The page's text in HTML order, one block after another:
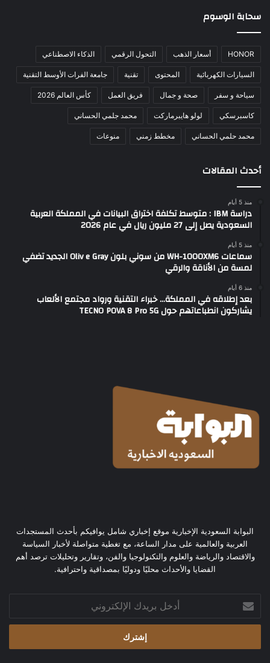
سحابة الوسوم
HONOR أسعار الذهب التحول الرقمي الذكاء الاصطناعي
السيارات الكهربائية المحتوى تقنية جامعة الفرات الأوسط التقنية
سياحة و سفر صحة و جمال فريق العمل كأس العالم 2026
كاسبرسكي لولو هايبرماركت محمد جلمي الحساني
محمد حلمي الحساني مخطط زمني منوعات
أحدث المقالات
منذ 5 أيام
دراسة IBM : متوسط تكلفة اختراق البيانات في المملكة العربية
السعودية يصل إلى 27 مليون ريال في عام 2026
منذ 5 أيام
سماعات WH-1000XM6 من سوني بلون Oliv e Gray الجديد تضفي
لمسة من الأناقة والرقي
منذ 6 أيام
بعد إطلاقه في المملكة… خبراء التقنية ورواد مجتمع الألعاب
يشاركون انطباعاتهم حول TECNO POVA 8 Pro 5G
البوابة السعودية الإخبارية موقع إخباري شامل يوافيكم بأحدث المستجدات
العربية والعالمية على مدار الساعة، مع تغطية متواصلة لأخبار السياسة
والاقتصاد والرياضة والعلوم والتكنولوجيا والفن، وتقارير وتحليلات ترصد أهم
القضايا والأحداث محليًا ودوليًا بمصداقية واحترافية.
بريدك
الإلكتروني